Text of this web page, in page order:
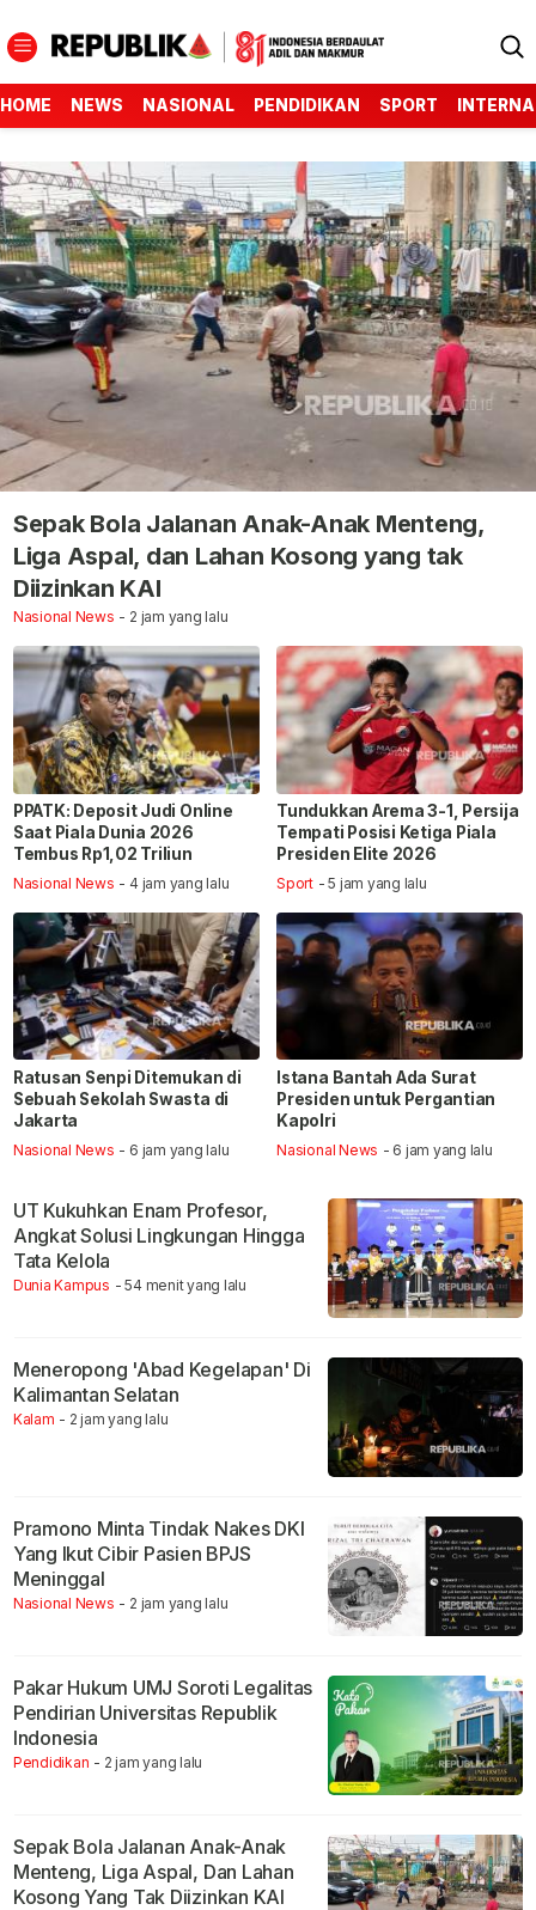
HOME NEWS NASIONAL PENDIDIKAN SPORT
Sepak Bola Jalanan Anak-Anak Menteng,
Liga Aspal, dan Lahan Kosong yang tak
Diizinkan KAI
Nasional News - 2 jam yang lalu
PPATK: Deposit Judi Online
Saat Piala Dunia 2026
Tembus Rp1,02 Triliun
Nasional News - 4 jam yang lalu
Tundukkan Arema 3-1, Persija
Tempati Posisi Ketiga Piala
Presiden Elite 2026
Sport - 5 jam yang lalu
Ratusan Senpi Ditemukan di
Sebuah Sekolah Swasta di
Jakarta
Nasional News - 6 jam yang lalu
Istana Bantah Ada Surat
Presiden untuk Pergantian
Kapolri
Nasional News - 6 jam yang lalu
UT Kukuhkan Enam Profesor,
Angkat Solusi Lingkungan Hingga
Tata Kelola
Dunia Kampus - 54 menit yang lalu
Meneropong 'Abad Kegelapan' Di
Kalimantan Selatan
Kalam - 2 jam yang lalu
Pramono Minta Tindak Nakes DKI
Yang Ikut Cibir Pasien BPJS
Meninggal
Nasional News - 2 jam yang lalu
Pakar Hukum UMJ Soroti Legalitas
Pendirian Universitas Republik
Indonesia
Pendidikan - 2 jam yang lalu
Sepak Bola Jalanan Anak-Anak
Menteng, Liga Aspal, Dan Lahan
Kosong Yang Tak Diizinkan KAI